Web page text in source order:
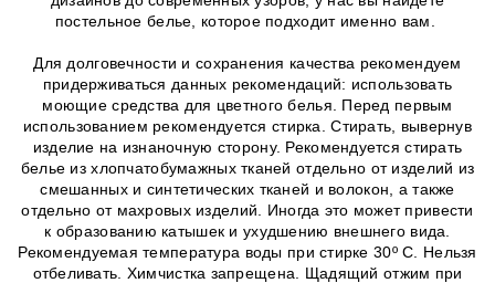
постельное белье, которое подходит именно вам.
Для долговечности и сохранения качества рекомендуем
придерживаться данных рекомендаций: использовать
моющие средства для цветного белья. Перед первым
использованием рекомендуется стирка. Стирать, вывернув
изделие на изнаночную сторону. Рекомендуется стирать
белье из хлопчатобумажных тканей отдельно от изделий из
смешанных и синтетических тканей и волокон, а также
отдельно от махровых изделий. Иногда это может привести
к образованию катышек и ухудшению внешнего вида.
Рекомендуемая температура воды при стирке 30º C. Нельзя
отбеливать. Химчистка запрещена. Щадящий отжим при